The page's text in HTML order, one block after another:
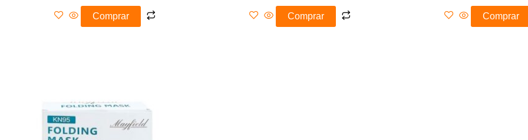
Comprar Comprar Comprar